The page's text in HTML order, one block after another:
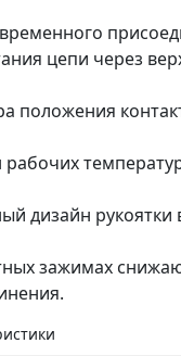
цепи через
положения
дизайн
зажимах